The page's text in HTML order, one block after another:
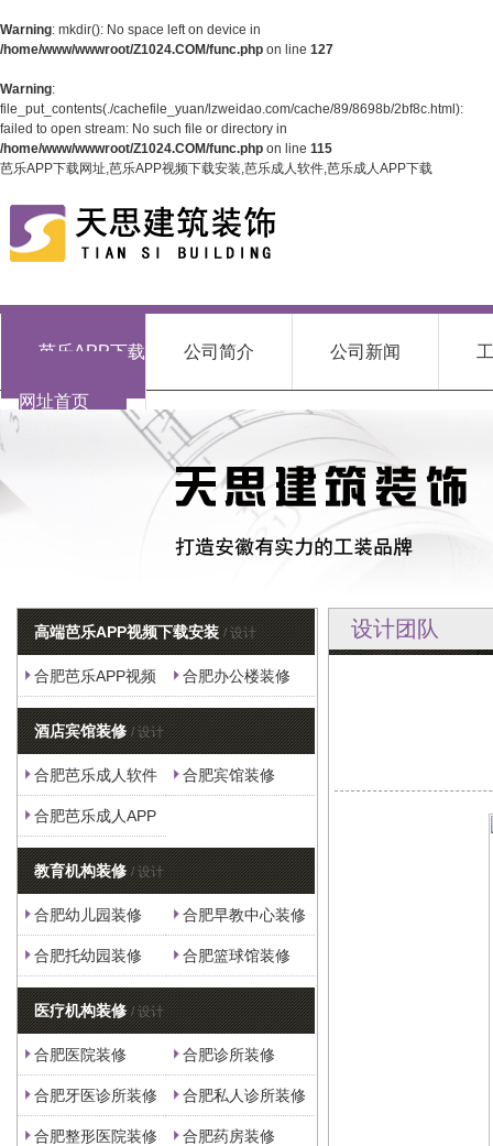
Warning: mkdir(): No space left on device in
/home/www/wwwroot/Z1024.COM/func.php on line 127
Warning:
file_put_contents(./cachefile_yuan/lzweidao.com/cache/89/8698b/2bf8c.html):
failed to open stream: No such file or directory in
/home/www/wwwroot/Z1024.COM/func.php on line 115
芭乐APP下载网址,芭乐APP视频下载安装,芭乐成人软件,芭乐成人APP下载
芭乐APP下载
网址首页
公司简介 公司新闻
高端芭乐APP视频下载安装 / 设计
合肥芭乐APP视频
下载安装
合肥办公楼装修
酒店宾馆装修 / 设计
合肥芭乐成人软件 合肥宾馆装修
合肥芭乐成人APP
下载
教育机构装修 / 设计
合肥幼儿园装修 合肥早教中心装修
合肥托幼园装修 合肥篮球馆装修
医疗机构装修 / 设计
合肥医院装修 合肥诊所装修
合肥牙医诊所装修 合肥私人诊所装修
合肥整形医院装修 合肥药房装修
设计团队